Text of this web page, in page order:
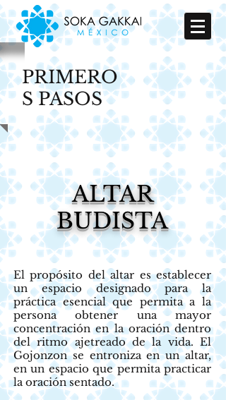
PRIMERO
S PASOS
ALTAR
BUDISTA
El propósito del altar es establecer
un espacio designado para la
práctica esencial que permita a la
persona obtener una mayor
concentración en la oración dentro
del ritmo ajetreado de la vida. El
Gojonzon se entroniza en un altar,
en un espacio que permita practicar
la oración sentado.